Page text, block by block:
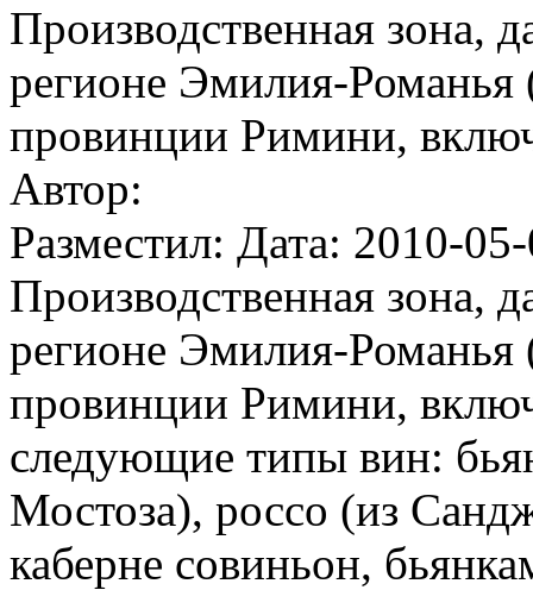
Производственная зона,
регионе Эмилия-Романья
провинции Римини,
Автор:
Разместил: Дата: 2010-
Производственная зона,
регионе Эмилия-Романья
провинции Римини,
следующие типы вин:
Мостоза), россо (из
каберне совиньон,